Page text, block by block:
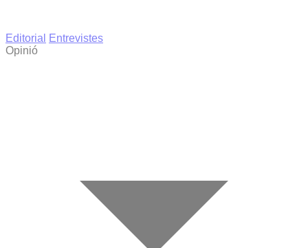
Editorial
Entrevistes
Opinió